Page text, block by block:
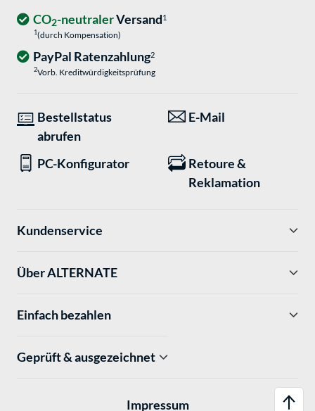
CO2-neutralerVersand1
1(durch Kompensation)
PayPal Ratenzahlung2
2Vorb. Kreditwürdigkeitsprüfung
Bestellstatus
abrufen
E-Mail
PC-Konfigurator
Retoure &
Reklamation
Kundenservice
Über ALTERNATE
Einfach bezahlen
Geprüft & ausgezeichnet
Impressum